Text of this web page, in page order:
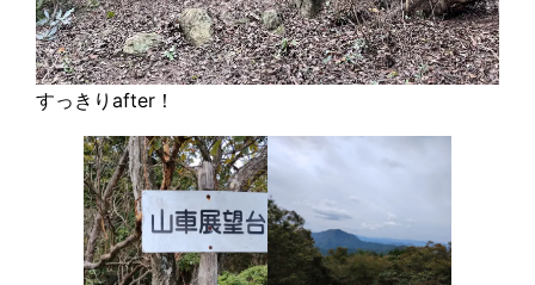
すっきりafter！